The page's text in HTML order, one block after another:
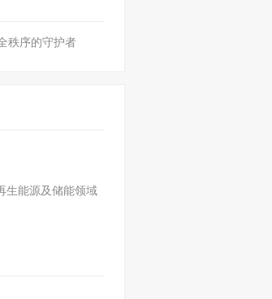
秩序的守护者
生能源及储能领域